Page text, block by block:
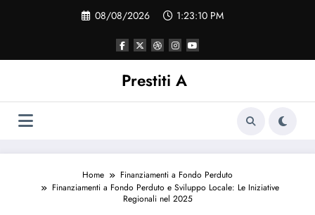
08/08/2026 1:23:10 PM
Prestiti A
Home
Finanziamenti a Fondo Perduto
Finanziamenti a Fondo Perduto e Sviluppo Locale: Le Iniziative
Regionali nel 2025